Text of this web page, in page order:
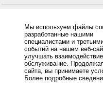
Мы используем файлы
разработанные нашими
специалистами и
событий на нашем веб-
улучшать
обслуживание.
сайта, вы принимаете
Более подробные
ПОЛНАЯ ВЕРСИЯ
Интернет-магазин "ПОСЛЭНД" - торгового
торговли,
Все права
Политика
Основное: POS-система ForPOSt Минимаркет
и с быстрой доставкой Вы всегда можете